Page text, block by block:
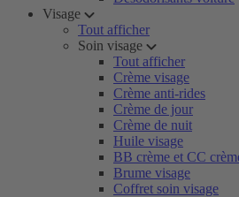
Visage
Tout afficher
Soin visage
Tout afficher
Crème visage
Crème anti-rides
Crème de jour
Crème de nuit
Huile visage
BB crème et CC
Brume visage
Coffret soin visage